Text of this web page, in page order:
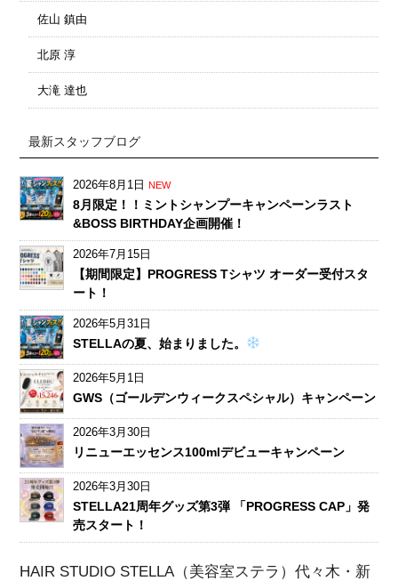
佐山 鎮由
北原 淳
大滝 達也
最新スタッフブログ
2026年8月1日 NEW
8月限定！！ミントシャンプーキャンペーンラスト
&BOSS BIRTHDAY企画開催！
2026年7月15日
【期間限定】PROGRESS Tシャツ オーダー受付スタ
ート！
2026年5月31日
STELLAの夏、始まりました。
2026年5月1日
GWS（ゴールデンウィークスペシャル）キャンペーン
2026年3月30日
リニューエッセンス100mlデビューキャンペーン
2026年3月30日
STELLA21周年グッズ第3弾 「PROGRESS CAP」発
売スタート！
HAIR STUDIO STELLA（美容室ステラ）代々木・新